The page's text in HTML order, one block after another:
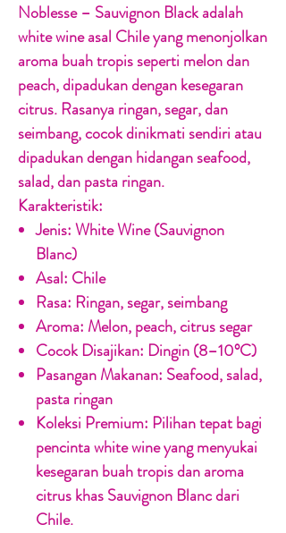
Noblesse – Sauvignon Black adalah
white wine asal Chile yang menonjolkan
aroma buah tropis seperti melon dan
peach, dipadukan dengan kesegaran
citrus. Rasanya ringan, segar, dan
seimbang, cocok dinikmati sendiri atau
dipadukan dengan hidangan seafood,
salad, dan pasta ringan.
Karakteristik:
Jenis:White Wine (Sauvignon
Blanc)
Asal: Chile
Rasa: Ringan, segar, seimbang
Aroma: Melon, peach, citrus segar
Cocok Disajikan: Dingin (8–10°C)
Pasangan Makanan: Seafood, salad,
pasta ringan
Koleksi Premium: Pilihan tepat bagi
pencinta white wine yang menyukai
kesegaran buah tropis dan aroma
citrus khas Sauvignon Blanc dari
Chile.